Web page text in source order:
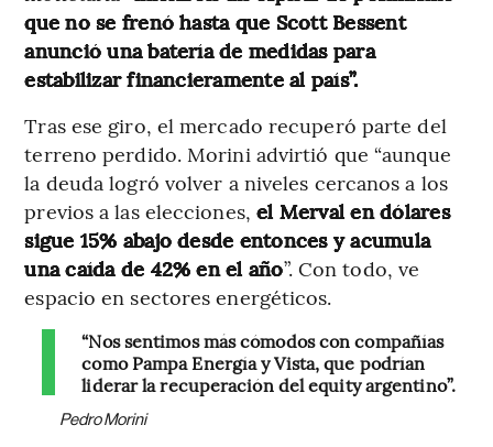
que no se frenó hasta que Scott Bessent
anunció una batería de medidas para
estabilizar financieramente al país”.
Tras ese giro, el mercado recuperó parte del
terreno perdido. Morini advirtió que “aunque
la deuda logró volver a niveles cercanos a los
previos a las elecciones, el Merval en dólares
sigue 15% abajo desde entonces y acumula
una caída de 42% en el año”. Con todo, ve
espacio en sectores energéticos.
“Nos sentimos más cómodos con compañías
como Pampa Energía y Vista, que podrían
liderar la recuperación del equity argentino”.
Pedro Morini